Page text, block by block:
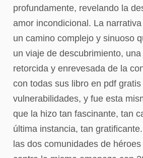
profundamente, revelando la
amor incondicional. La
un camino complejo y sinuoso
un viaje de descubrimiento,
retorcida y enrevesada de la
con todas sus libro en pdf
vulnerabilidades, y fue esta
que la hizo tan fascinante, tan
última instancia, tan
las dos comunidades de